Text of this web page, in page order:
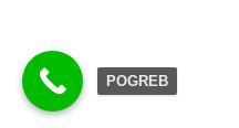
POGREB